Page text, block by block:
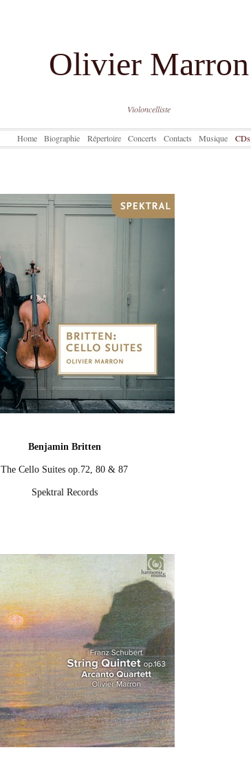
Olivier Marron
Violoncelliste
Home Biographie Répertoire Concerts Contacts Musique CDs
Benjamin Britten
The Cello Suites op.72, 80 & 87
Spektral Records